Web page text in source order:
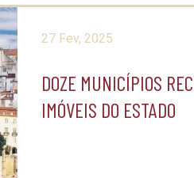
27 Fev, 2025
DOZE MUNICÍPIOS
IMÓVEIS DO ESTADO